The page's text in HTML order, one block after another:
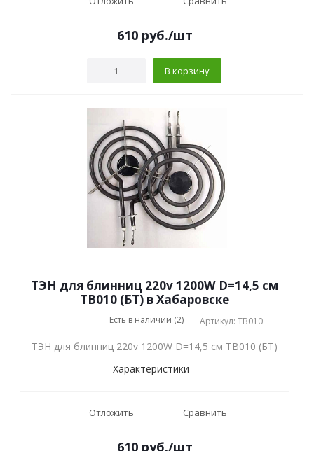
610руб./шт
В корзину
ТЭН для блинниц 220v 1200W D=14,5 см
TB010 (БТ) в Хабаровске
Есть в наличии (2) Артикул: TB010
ТЭН для блинниц 220v 1200W D=14,5 см TB010 (БТ)
Характеристики
Отложить Сравнить
610руб./шт